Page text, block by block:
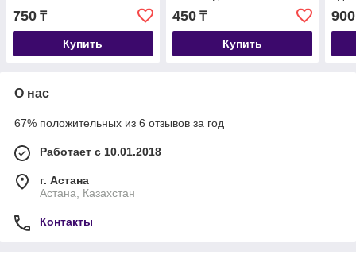
750 ₸
Купить
эффектом клубники и
осветления кожи 100мл
450₸
Купить
900
О нас
67% положительных из 6 отзывов за год
Работает с 10.01.2018
г. Астана
Астана, Казахстан
Контакты